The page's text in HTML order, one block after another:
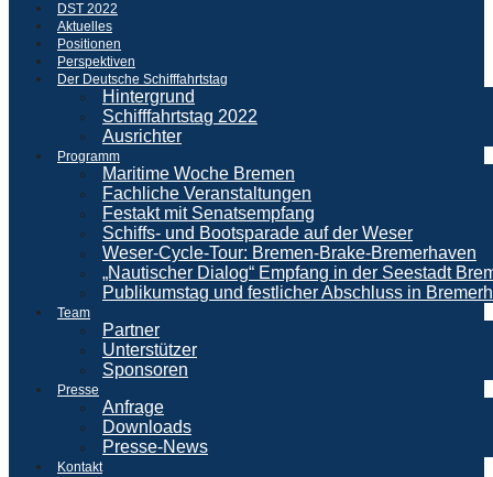
DST 2022
Aktuelles
Positionen
Perspektiven
Der Deutsche Schifffahrtstag
Hintergrund
Schifffahrtstag 2022
Ausrichter
Programm
Maritime Woche Bremen
Fachliche Veranstaltungen
Festakt mit Senatsempfang
Schiffs- und Bootsparade auf der Weser
Weser-Cycle-Tour: Bremen-Brake-Bremerhaven
„Nautischer Dialog“ Empfang in der Seestadt
Publikumstag und festlicher Abschluss in
Team
Partner
Unterstützer
Sponsoren
Presse
Anfrage
Downloads
Presse-News
Kontakt